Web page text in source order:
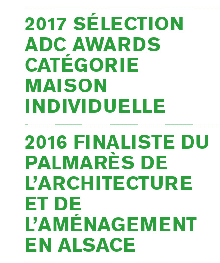
2017 SÉLECTION
ADC AWARDS
CATÉGORIE
MAISON
INDIVIDUELLE
2016 FINALISTE DU
PALMARÈS DE
L’ARCHITECTURE
ET DE
L’AMÉNAGEMENT
EN ALSACE